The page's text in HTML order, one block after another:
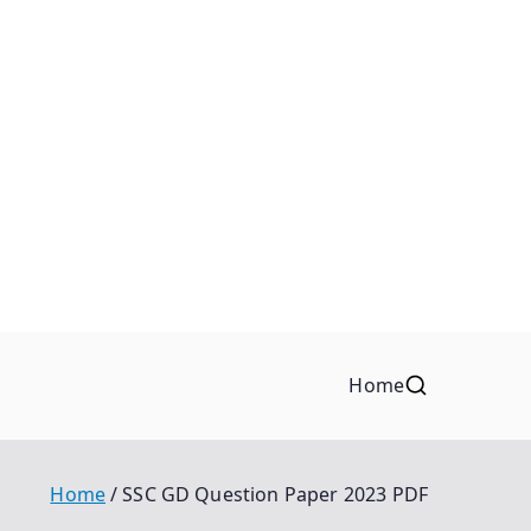
Home
Home SSC GD Question Paper 2023 PDF